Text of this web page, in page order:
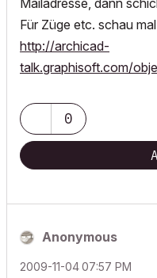
Mailadresse, dann
Für Züge etc. schau
http://archicad-
talk.graphisoft.com/
0
Anonymous
‎2009-11-0407:57 PM